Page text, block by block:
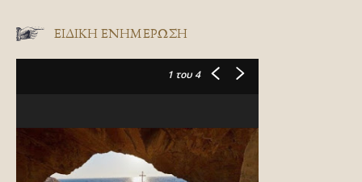
ΕΙΔΙΚΉ ΕΝΗΜΈΡΩΣΗ
1 του 4